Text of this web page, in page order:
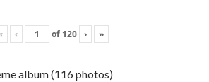
‹ of 120 › »
album (116 photos)